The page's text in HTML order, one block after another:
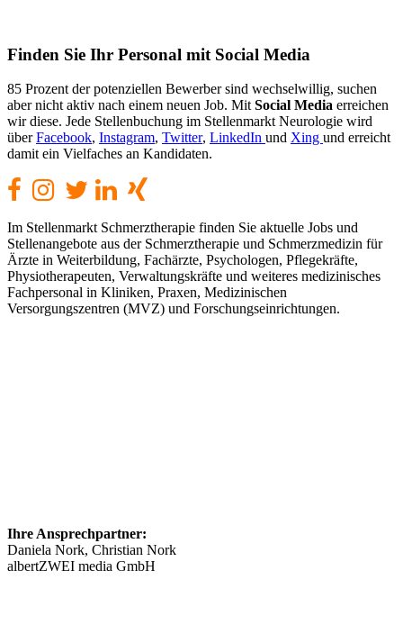
Finden Sie Ihr Personal mit Social Media
85 Prozent der potenziellen Bewerber sind wechselwillig, suchen
aber nicht aktiv nach einem neuen Job. Mit Social Media erreichen
wir diese. Jede Stellenbuchung im Stellenmarkt Neurologie wird
überFacebook, Instagram, Twitter, LinkedIn und Xing und erreicht
damit ein Vielfaches an Kandidaten.
Im Stellenmarkt Schmerztherapie finden Sie aktuelle Jobs und
Stellenangebote aus der Schmerztherapie und Schmerzmedizin für
Ärzte in Weiterbildung, Fachärzte, Psychologen, Pflegekräfte,
Physiotherapeuten, Verwaltungskräfte und weiteres medizinisches
Fachpersonal in Kliniken, Praxen, Medizinischen
Versorgungszentren (MVZ) und Forschungseinrichtungen.
Ihre Ansprechpartner:
Daniela Nork, Christian Nork
albertZWEI media GmbH